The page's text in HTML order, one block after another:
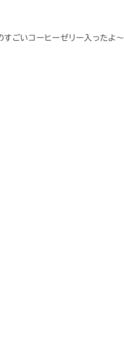
ごいコーヒーゼリー入ったよ～